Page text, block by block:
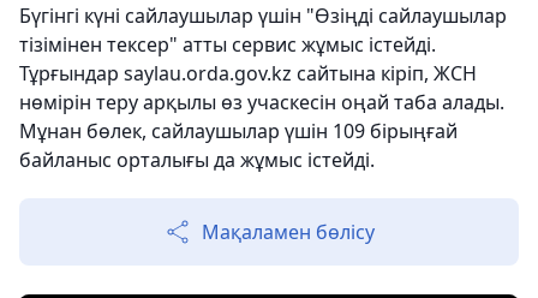
Бүгінгі күні сайлаушылар үшін "Өзіңді сайлаушылар
тізімінен тексер" атты сервис жұмыс істейді.
Тұрғындар saylau.orda.gov.kz сайтына кіріп, ЖСН
нөмірін теру арқылы өз учаскесін оңай таба алады.
Мұнан бөлек, сайлаушылар үшін 109 бірыңғай
байланыс орталығы да жұмыс істейді.
Мақаламен бөлісу